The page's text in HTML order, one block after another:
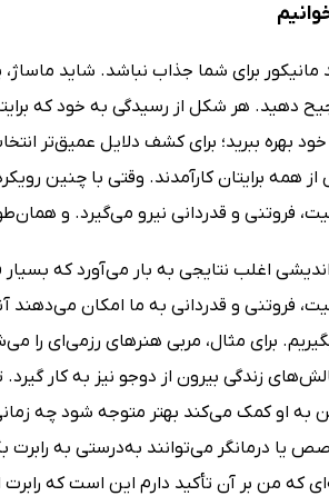
مانیکور برای شما جذاب نباشد. شاید
دهید. هر شکل از رسیدگی به خود که
خود بهره ببرید؛ برای کشف دلایل عمیق‌تر
همه برایتان کارآمدند. وقتی با چنین
فروتنی و قدردانی نیرو می‌گیرد. و
اغلب نتایجی به بار می‌آورد که
فروتنی و قدردانی به ما امکان
برای مثال، مربی هنرهای رزمی‌ای
زندگی بیرون از دوجو نیز به کار
به او کمک می‌کند بهتر متوجه شود چه
یا درمانگر می‌توانند به‌درستی به
که من بر آن تأکید دارم این است که